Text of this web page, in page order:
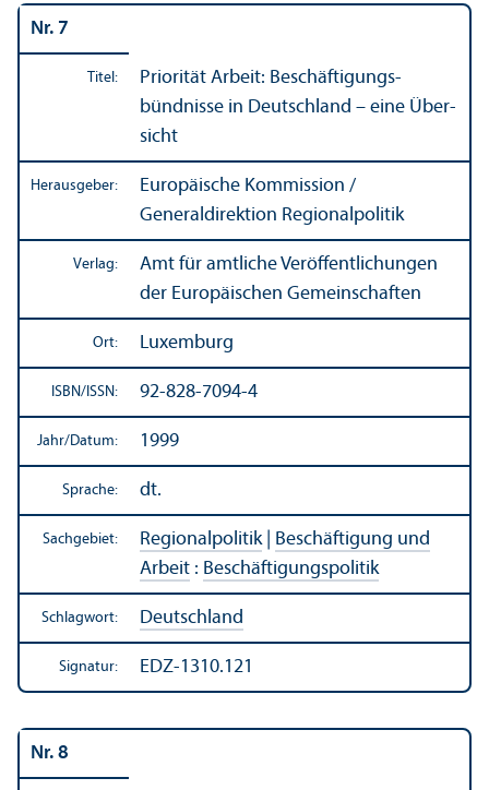
Nr. 7
Titel:
Priorität Arbeit: Beschäftigungs­
bündnisse in Deutschland – eine Über­
sicht
Herausgeber:
Europäische Kommission /
Generaldirektion Regionalpolitik
Verlag:
Amt für amtliche Veröffentlichungen
der Europäischen Gemeinschaften
Ort: Luxemburg
ISBN/ ISSN: 92-828-7094-4
Jahr/Datum: 1999
Sprache: dt.
Sachgebiet: Regionalpolitik| Beschäftigung und
Arbeit : Beschäftigungs­politik
Schlagwort: Deutschland
Signatur: EDZ-1310.121
Nr. 8